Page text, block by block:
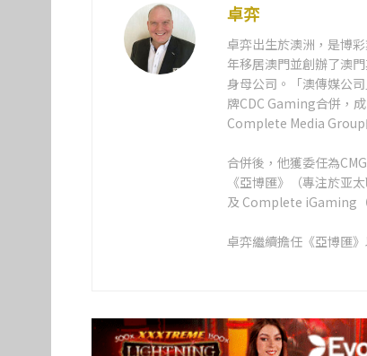
卓弈
卓弈出生於澳洲，是博
年移居澳門並創辦了澳
身母公司。「澳傳媒公
牌CDC Gaming合併，
Complete Media Group
合併後，他獲委任為
《亞博匯》（專注於亚
及 Complete iGaming
卓弈繼續擔任《亞博匯